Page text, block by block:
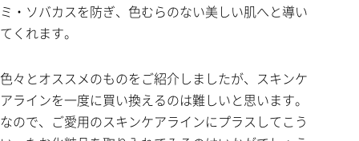
ミ・ソバカスを防ぎ、色むらのない美しい肌へと導い
てくれます。
色々とオススメのものをご紹介しましたが、スキンケ
アラインを一度に買い換えるのは難しいと思います。
なので、ご愛用のスキンケアラインにプラスしてこう